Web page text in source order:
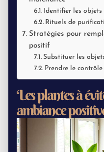
Identifier les
Rituels de
Stratégies pour
positif
Substituer les
Prendre le
Les plantes à
ambiance